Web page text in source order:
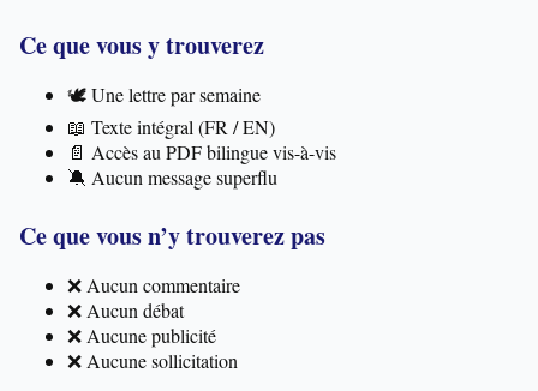
Ce que vous y trouverez
🕊️ Une lettre par semaine
📖 Texte intégral (FR / EN)
📄 Accès au PDF bilingue vis-à-vis
🔕 Aucun message superflu
Ce que vous n’y trouverez pas
❌ Aucun commentaire
❌ Aucun débat
❌ Aucune publicité
❌ Aucune sollicitation